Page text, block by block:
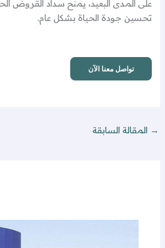
على المدى البعيد، يمنح سداد القروض
تحسين جودة الحياة بشكل عام.
تواصل معنا الآن
→ المقالة السابقة